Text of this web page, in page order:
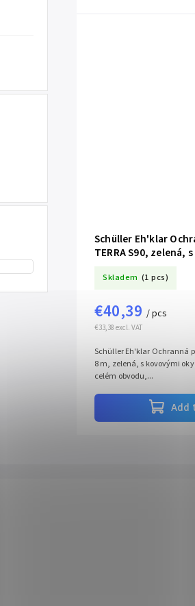
Schüller Eh'klar
TERRA S90, zelená,
Skladem (1 pcs)
€33,38 excl. VAT
€40,39 / pcs
Add
Schüller Eh'klar Ochranná
8 m, zelená, s kovovými
celém obvodu,...